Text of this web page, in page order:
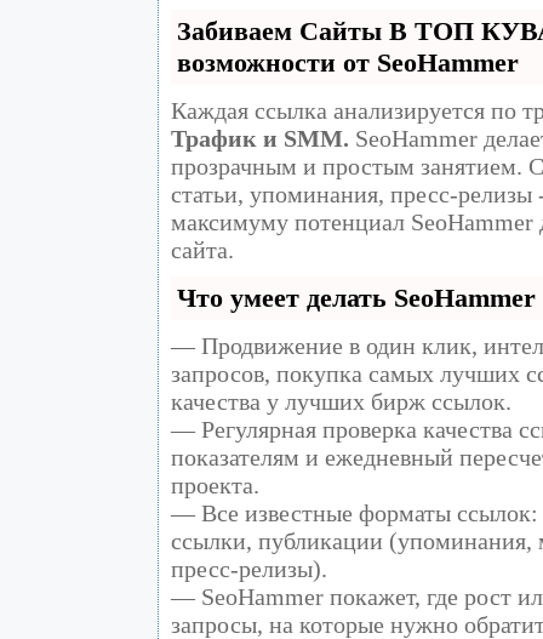
Забиваем Сайты В ТОП
возможности от SeoHammer
Каждая ссылка анализируется по
Трафик и SMM. SeoHammer
прозрачным и простым занятием.
статьи, упоминания, пресс-релизы
максимуму потенциал SeoHammer
сайта.
Что умеет делать SeoHammer
— Продвижение в один клик,
запросов, покупка самых лучших
качества у лучших бирж ссылок.
— Регулярная проверка качества
показателям и ежедневный
проекта.
— Все известные форматы ссылок:
ссылки, публикации (упоминания,
пресс-релизы).
— SeoHammer покажет, где рост
запросы, на которые нужно